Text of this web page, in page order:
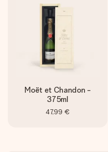
Moët et Chandon -
375ml
47,99 €